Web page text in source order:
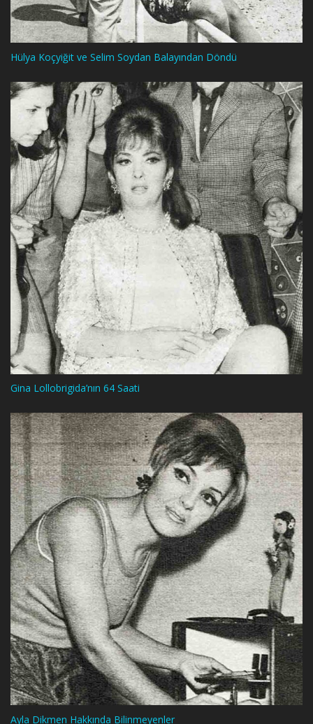
Hülya Koçyiğit ve Selim Soydan Balayından Döndü
Gina Lollobrigida’nın 64 Saati
Ayla Dikmen Hakkında Bilinmeyenler